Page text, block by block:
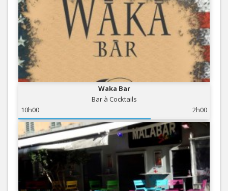
Waka Bar
Bar à Cocktails
10h00
2h00